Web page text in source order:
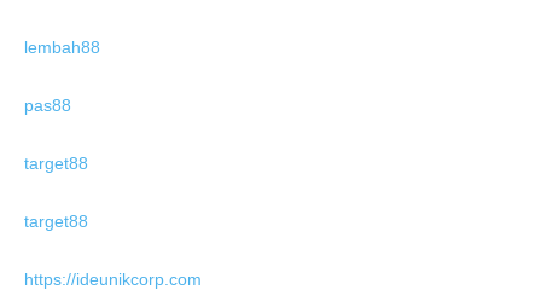
lembah88
pas88
target88
target88
https://ideunikcorp.com